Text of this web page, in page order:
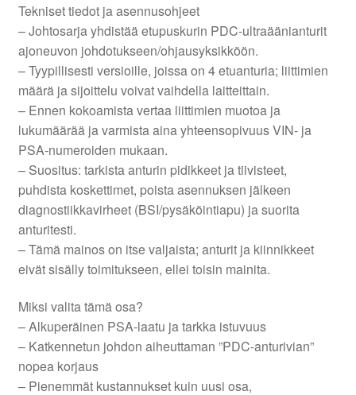
Tekniset tiedot ja asennusohjeet
– Johtosarja yhdistää etupuskurin PDC-ultraäänianturit
ajoneuvon johdotukseen/ohjausyksikköön.
– Tyypillisesti versioille, joissa on 4 etuanturia; liittimien
määrä ja sijoittelu voivat vaihdella laitteittain.
– Ennen kokoamista vertaa liittimien muotoa ja
lukumäärää ja varmista aina yhteensopivuus VIN- ja
PSA-numeroiden mukaan.
– Suositus: tarkista anturin pidikkeet ja tiivisteet,
puhdista koskettimet, poista asennuksen jälkeen
diagnostiikkavirheet (BSI/pysäköintiapu) ja suorita
anturitesti.
– Tämä mainos on itse valjaista; anturit ja kiinnikkeet
eivät sisälly toimitukseen, ellei toisin mainita.
Miksi valita tämä osa?
– Alkuperäinen PSA-laatu ja tarkka istuvuus
– Katkennetun johdon aiheuttaman ”PDC-anturivian”
nopea korjaus
– Pienemmät kustannukset kuin uusi osa,